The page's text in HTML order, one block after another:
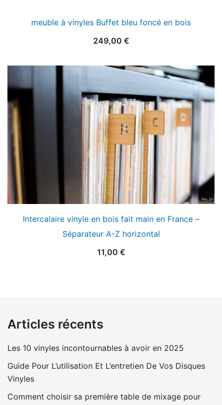
meuble à vinyles Buffet bleu foncé en bois
249,00 €
Intercalaire vinyle en bois fait main en France –
Séparateur A-Z horizontal
11,00 €
Articles récents
Les 10 vinyles incontournables à avoir en 2025
Guide Pour L’utilisation Et L’entretien De Vos Disques
Vinyles
Comment choisir sa première table de mixage pour